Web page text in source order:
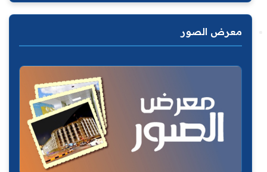
معرض الصور